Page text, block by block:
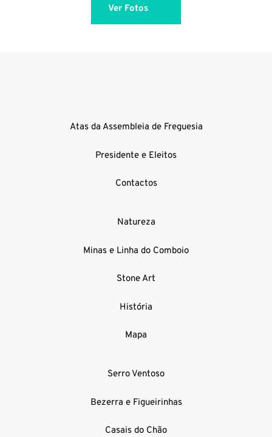
Ver Fotos
Atas da Assembleia de Freguesia
Presidente e Eleitos
Contactos
Natureza
Minas e Linha do Comboio
Stone Art
História
Mapa
Serro Ventoso
Bezerra e Figueirinhas
Casais do Chão